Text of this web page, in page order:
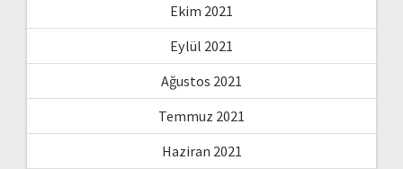
Ekim 2021
Eylül 2021
Ağustos 2021
Temmuz 2021
Haziran 2021